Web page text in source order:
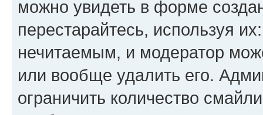
можно увидеть в форме
перестарайтесь, используя
нечитаемым, и модератор
или вообще удалить его.
ограничить количество